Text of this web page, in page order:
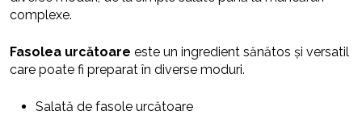
complexe.
Fasolea urcătoare este un ingredient sănătos și versatil
care poate fi preparat în diverse moduri.
Salată de fasole urcătoare